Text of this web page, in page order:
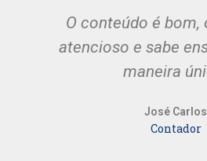
O conteúdo é bom,
atencioso e sabe
maneira
José Carlos
Contador